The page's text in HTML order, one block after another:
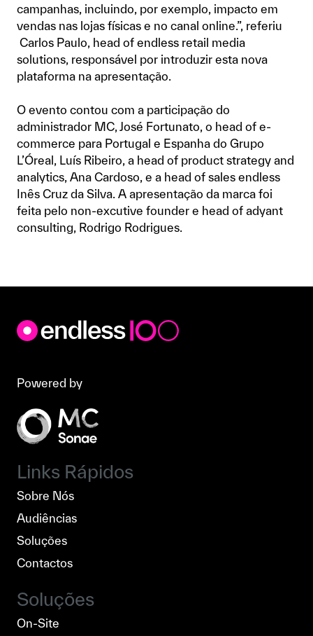
campanhas, incluindo, por exemplo, impacto em
vendas nas lojas físicas e no canal online.”, referiu
Carlos Paulo, head of endless retail media
solutions, responsável por introduzir esta nova
plataforma na apresentação.
O evento contou com a participação do
administrador MC, José Fortunato, o head of e-
commerce para Portugal e Espanha do Grupo
L’Óreal, Luís Ribeiro, a head of product strategy and
analytics, Ana Cardoso, e a head of sales endless
Inês Cruz da Silva. A apresentação da marca foi
feita pelo non-excutive founder e head of adyant
consulting, Rodrigo Rodrigues.
Powered by
Links Rápidos
Sobre Nós
Audiências
Soluções
Contactos
Soluções
On-Site